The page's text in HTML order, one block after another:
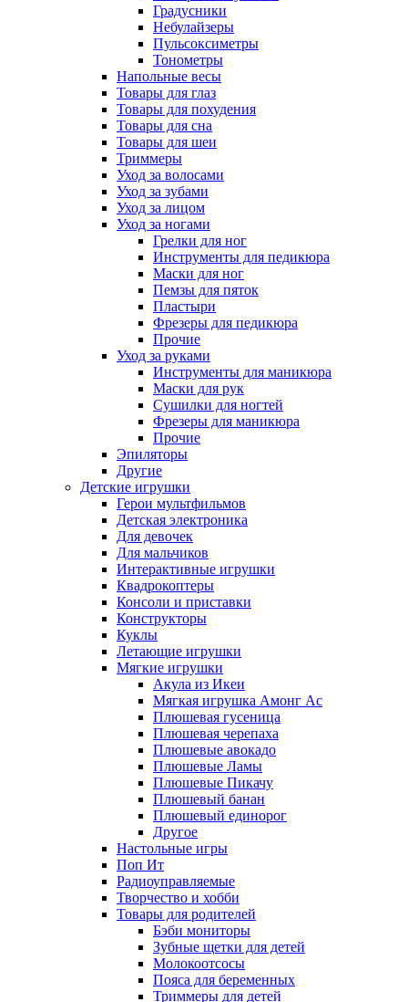
Градусники
Небулайзеры
Пульсоксиметры
Тонометры
Напольные весы
Товары для глаз
Товары для похудения
Товары для сна
Товары для шеи
Триммеры
Уход за волосами
Уход за зубами
Уход за лицом
Уход за ногами
Грелки для ног
Инструменты для педикюра
Маски для ног
Пемзы для пяток
Пластыри
Фрезеры для педикюра
Прочие
Уход за руками
Инструменты для маникюра
Маски для рук
Сушилки для ногтей
Фрезеры для маникюра
Прочие
Эпиляторы
Другие
Детские игрушки
Герои мультфильмов
Детская электроника
Для девочек
Для мальчиков
Интерактивные игрушки
Квадрокоптеры
Консоли и приставки
Конструкторы
Куклы
Летающие игрушки
Мягкие игрушки
Акула из Икеи
Мягкая игрушка Амонг Ас
Плюшевая гусеница
Плюшевая черепаха
Плюшевые авокадо
Плюшевые Ламы
Плюшевые Пикачу
Плюшевый банан
Плюшевый единорог
Другое
Настольные игры
Поп Ит
Радиоуправляемые
Творчество и хобби
Товары для родителей
Бэби мониторы
Зубные щетки для детей
Молокоотсосы
Пояса для беременных
Триммеры для детей